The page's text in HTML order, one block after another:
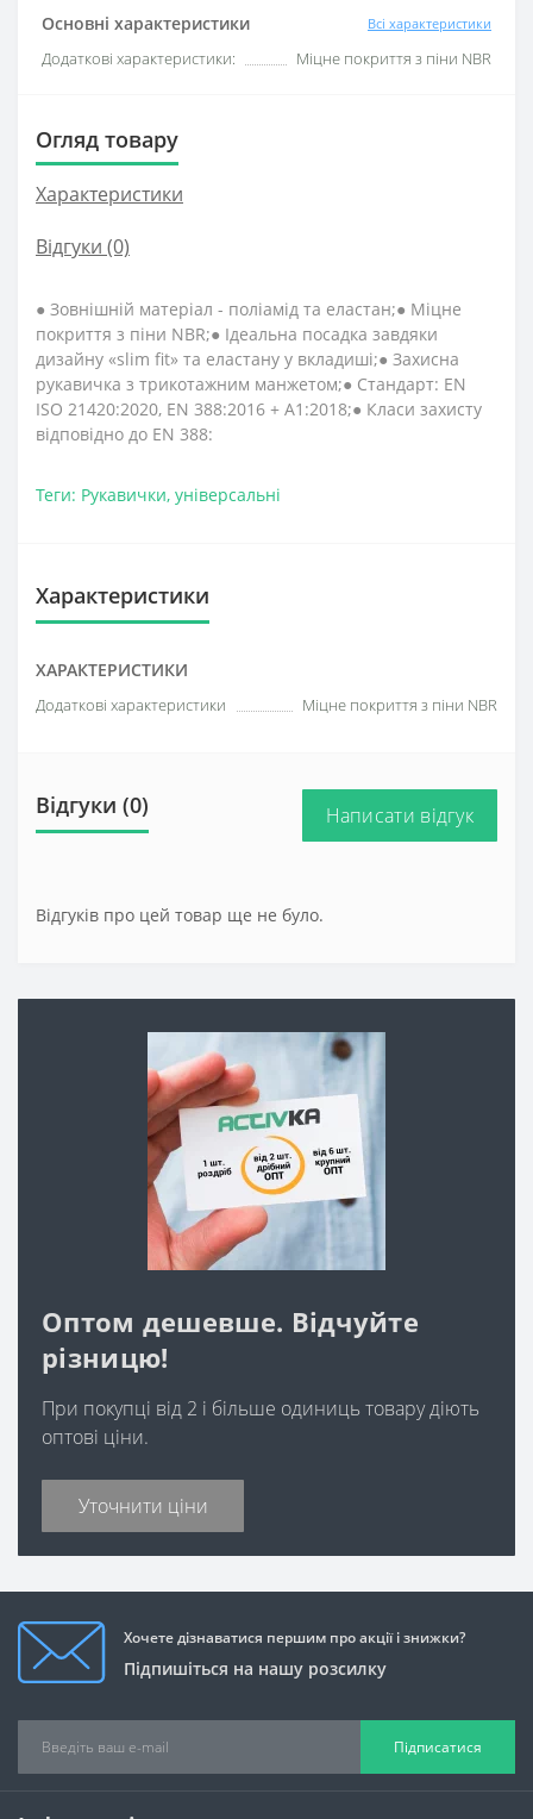
Основні характеристики Всі характеристики
Додаткові характеристики: Міцне покриття з піни NBR
Огляд товару
Характеристики
Відгуки (0)
● Зовнішній матеріал - поліамід та еластан;● Міцне
покриття з піни NBR;● Ідеальна посадка завдяки
дизайну «slim fit» та еластану у вкладиші;● Захисна
рукавичка з трикотажним манжетом;● Стандарт: EN
ISO 21420:2020, EN 388:2016 + A1:2018;● Класи захисту
відповідно до EN 388:
Теги: Рукавички, універсальні
Характеристики
ХАРАКТЕРИСТИКИ
Додаткові характеристики Міцне покриття з піни NBR
Відгуки (0) Написати відгук
Відгуків про цей товар ще не було.
Оптом дешевше. Відчуйте
різницю!
При покупці від 2 і більше одиниць товару діють
оптові ціни.
Уточнити ціни
Хочете дізнаватися першим про акції і знижки?
Підпишіться на нашу розсилку
Підписатися